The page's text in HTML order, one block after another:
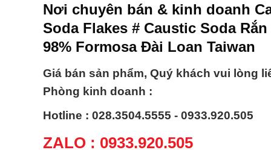
Nơi chuyên bán & kinh doanh
Soda Flakes # Caustic Soda
98% Formosa Đài Loan Taiwan
Giá bán sản phẩm, Quý khách vui lòng
Phòng kinh doanh :
Hotline : 028.3504.5555 - 0933.920.505
ZALO : 0933.920.505